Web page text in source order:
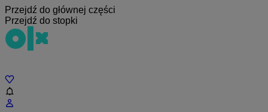
Przejdź do głównej części
Przejdź do stopki